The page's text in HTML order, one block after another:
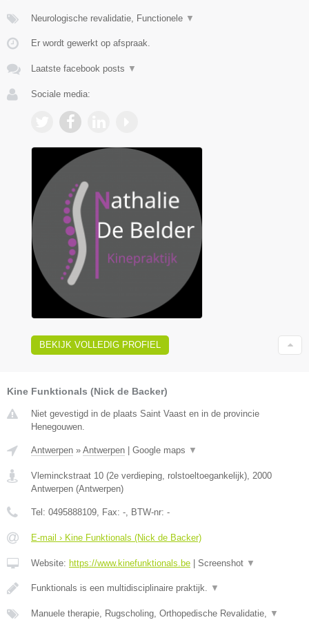
Neurologische revalidatie, Functionele ▼
Er wordt gewerkt op afspraak.
Laatste facebook posts ▼
Sociale media:
BEKIJK VOLLEDIG PROFIEL
Kine Funktionals (Nick de Backer)
Niet gevestigd in de plaats Saint Vaast en in de provincie
Henegouwen.
Antwerpen » Antwerpen Google maps ▼
Vleminckstraat 10 (2e verdieping, rolstoeltoegankelijk), 2000
Antwerpen (Antwerpen)
Tel: 0495888109, Fax: -, BTW-nr: -
E-mail › Kine Funktionals (Nick de Backer)
Website: https://www.kinefunktionals.be Screenshot ▼
Funktionals is een multidisciplinaire praktijk. ▼
Manuele therapie, Rugscholing, Orthopedische Revalidatie, ▼